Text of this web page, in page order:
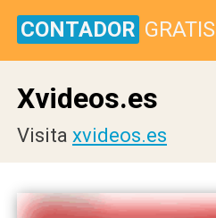
CONTADOR GRATIS
Xvideos.es
Visita xvideos.es